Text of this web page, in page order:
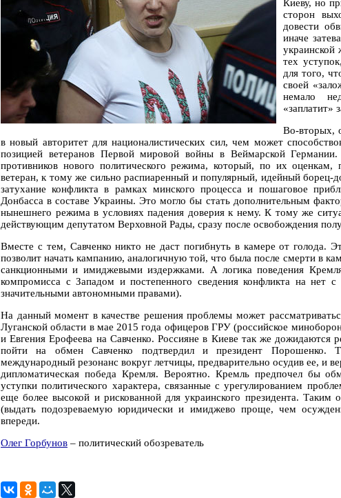
Киеву, но
сторон
довести
иначе
украинской
тех
для того,
своей
немало
«заплатит»
Во-вторых,
в новый авторитет для националистических сил, чем может
позицией ветеранов Первой мировой войны в Веймарской
противников нового политического режима, который, по их
ветеран, к тому же сильно распиаренный и популярный, идейный борец-
затухание конфликта в рамках минского процесса и пошаговое
Донбасса в составе Украины. Это могло бы стать дополнительным
нынешнего режима в условиях падения доверия к нему. К тому же
действующим депутатом Верховной Рады, сразу после освобождения
Вместе с тем, Савченко никто не даст погибнуть в камере от голода.
позволит начать кампанию, аналогичную той, что была после смерти в
санкционными и имиджевыми издержками. А логика поведения
компромисса с Западом и постепенного сведения конфликта на нет
значительными автономными правами).
На данный момент в качестве решения проблемы может
Луганской области в мае 2015 года офицеров ГРУ (российское
и Евгения Ерофеева на Савченко. Россияне в Киеве так же дожидаются
пойти на обмен Савченко подтвердил и президент Порошенко.
международный резонанс вокруг летчицы, предварительно осудив ее, и
дипломатическая победа Кремля. Вероятно. Кремль предпочел бы
уступки политического характера, связанные с урегулированием
еще более высокой и рискованной для украинского президента. Таким
(выдать подозреваемую юридически и имиджево проще, чем
впереди.
Олег Горбунов – политический обозреватель